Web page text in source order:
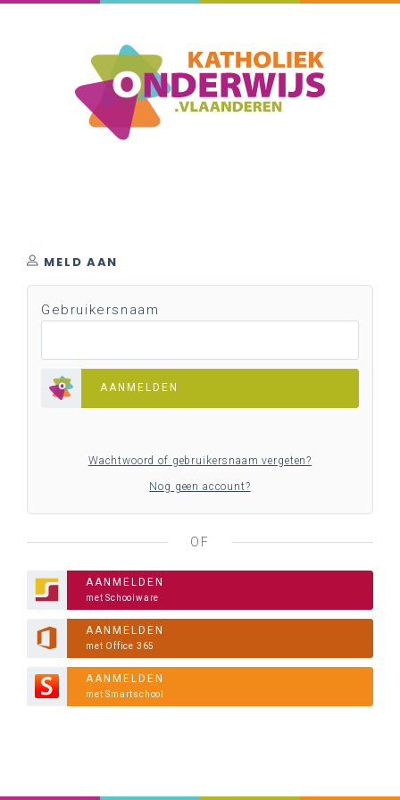
MELD AAN
Gebruikersnaam
AANMELDEN
Wachtwoord of gebruikersnaam vergeten?
Nog geen account?
OF
AANMELDEN
met Schoolware
AANMELDEN
met Office 365
AANMELDEN
met Smartschool